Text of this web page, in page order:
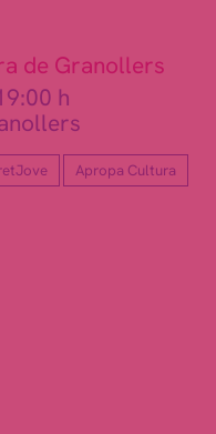
de Granollers
h
Apropa Cultura